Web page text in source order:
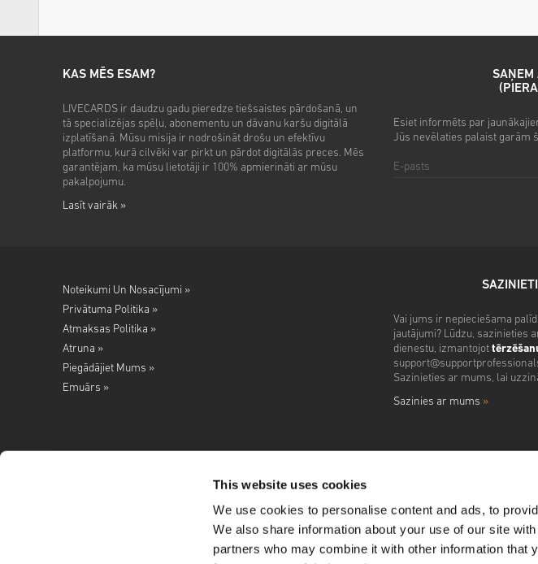
This website uses cookies
We use cookies to personalise content and ads, to
We also share information about your use of our site
partners who may combine it with other information that
KAS MĒS ESAM?
LIVECARDS ir daudzu gadu pieredze tiešsaistes pārdošanā, un
tā specializējas spēļu, abonementu un dāvanu karšu digitālā
izplatīšanā. Mūsu misija ir nodrošināt drošu un efektīvu
platformu, kurā cilvēki var pirkt un pārdot digitālās preces. Mēs
garantējam, ka mūsu lietotāji ir 100% apmierināti ar mūsu
pakalpojumu.
Lasīt vairāk »
SAŅEM
Esiet informēts par
Jūs nevēlaties palaist garām
Noteikumi Un Nosacījumi »
Privātuma Politika »
Atmaksas Politika »
Atruna »
Piegādājiet Mums »
Emuārs »
Vai jums ir nepieciešama
jautājumi? Lūdzu, sazinieties
dienestu, izmantojot
Sazinieties ar mums, lai
Sazinies ar mums »